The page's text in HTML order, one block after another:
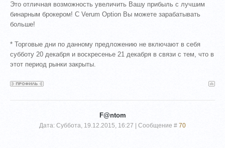
Это отличная возможность увеличить Вашу прибыль с лучшим
бинарным брокером! С Verum Option Вы можете зарабатывать
больше!
* Торговые дни по данному предложению не включают в себя
субботу 20 декабря и воскресенье 21 декабря в связи с тем, что в
этот период рынки закрыты.
F@ntom
Дата: Суббота, 19.12.2015, 16:27 | Сообщение # 70